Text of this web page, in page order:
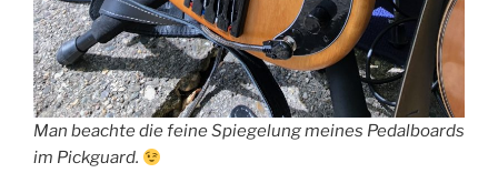
Man beachte die feine Spiegelung meines Pedalboards
im Pickguard.